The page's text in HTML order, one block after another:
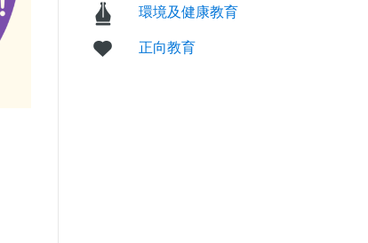
環境及健康教育
正向教育